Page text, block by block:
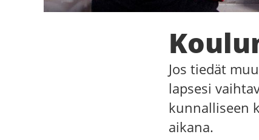
Jos tiedät
lapsesi
kunnalliseen
aikana.